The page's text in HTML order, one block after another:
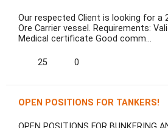
Our respected Client is looking for a
Ore Carrier vessel. Requirements:
Medical certificate Good comm…
25 0
OPEN POSITIONS FOR TANKERS!